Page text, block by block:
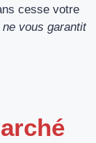
cesse votre
vous garantit